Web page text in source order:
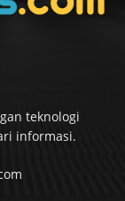
teknologi
informasi.